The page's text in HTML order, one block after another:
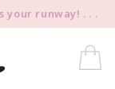
your runway! . . .